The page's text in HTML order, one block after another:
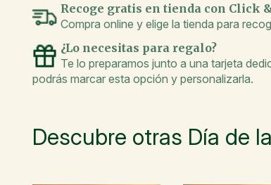
Recoge gratis en tienda con Click
Compra online y elige la tienda para
¿Lo necesitas para regalo?
Te lo preparamos junto a una tarjeta
podrás marcar esta opción y personalizarla.
Descubre otras Día de